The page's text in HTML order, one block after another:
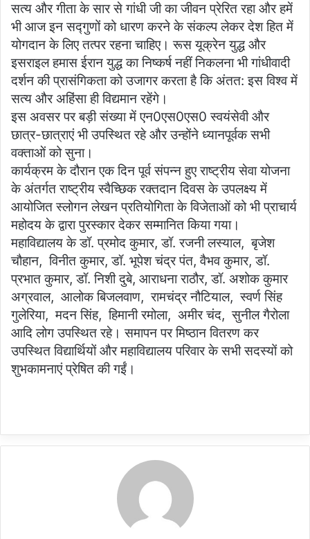
सत्य और गीता के सार से गांधी जी का जीवन प्रेरित रहा और हमें
भी आज इन सद्गुणों को धारण करने के संकल्प लेकर देश हित में
योगदान के लिए तत्पर रहना चाहिए। रूस यूक्रेन युद्ध और
इसराइल हमास ईरान युद्ध का निष्कर्ष नहीं निकलना भी गांधीवादी
दर्शन की प्रासंगिकता को उजागर करता है कि अंतत: इस विश्व में
सत्य और अहिंसा ही विद्यमान रहेंगे।
इस अवसर पर बड़ी संख्या में एन0एस0एस0 स्वयंसेवी और
छात्र-छात्राएं भी उपस्थित रहे और उन्होंने ध्यानपूर्वक सभी
वक्ताओं को सुना।
कार्यक्रम के दौरान एक दिन पूर्व संपन्न हुए राष्ट्रीय सेवा योजना
के अंतर्गत राष्ट्रीय स्वैच्छिक रक्तदान दिवस के उपलक्ष्य में
आयोजित स्लोगन लेखन प्रतियोगिता के विजेताओं को भी प्राचार्य
महोदय के द्वारा पुरस्कार देकर सम्मानित किया गया।
महाविद्यालय के डॉ. प्रमोद कुमार, डॉ. रजनी लस्याल, बृजेश
चौहान, विनीत कुमार, डॉ. भूपेश चंद्र पंत, वैभव कुमार, डॉ.
प्रभात कुमार, डॉ. निशी दुबे, आराधना राठौर, डॉ. अशोक कुमार
अग्रवाल, आलोक बिजलवाण, रामचंद्र नौटियाल, स्वर्ण सिंह
गुलेरिया, मदन सिंह, हिमानी रमोला, अमीर चंद, सुनील गैरोला
आदि लोग उपस्थित रहे। समापन पर मिष्ठान वितरण कर
उपस्थित विद्यार्थियों और महाविद्यालय परिवार के सभी सदस्यों को
शुभकामनाएं प्रेषित की गईं।